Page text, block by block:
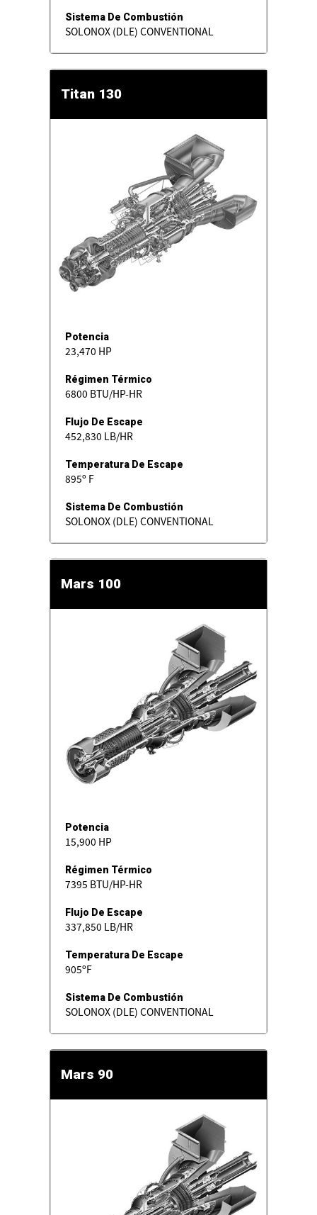
Sistema De Combustión
SOLONOX (DLE) CONVENTIONAL
Titan 130
Potencia
23,470 HP
Régimen Térmico
6800 BTU/HP-HR
Flujo De Escape
452,830 LB/HR
Temperatura De Escape
895º F
Sistema De Combustión
SOLONOX (DLE) CONVENTIONAL
Mars 100
Potencia
15,900 HP
Régimen Térmico
7395 BTU/HP-HR
Flujo De Escape
337,850 LB/HR
Temperatura De Escape
905ºF
Sistema De Combustión
SOLONOX (DLE) CONVENTIONAL
Mars 90